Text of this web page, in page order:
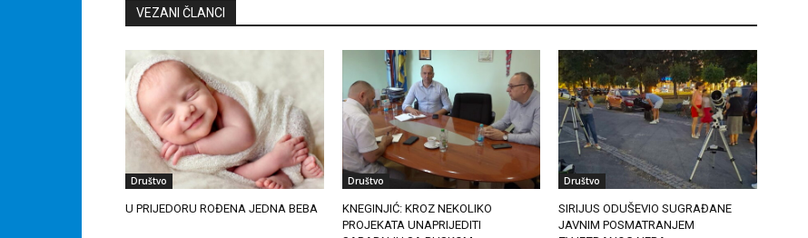
VEZANI ČLANCI
Društvo
U PRIJEDORU ROĐENA JEDNA BEBA
Društvo
KNEGINJIĆ: KROZ NEKOLIKO
PROJEKATA UNAPRIJEDITI
Društvo
SIRIJUS ODUŠEVIO SUGRAĐANE
JAVNIM POSMATRANJEM